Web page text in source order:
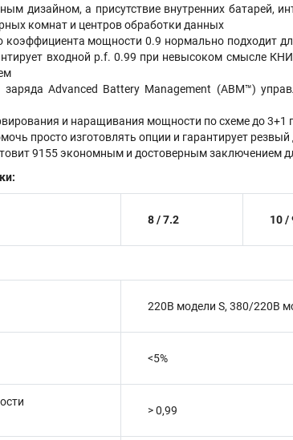
дизайном, а присутствие внутренних батарей,
комнат и центров обработки данных
мощности 0.9 нормально подходит
входной p.f. 0.99 при невысоком смысле КНИ
заряда Advanced Battery Management (ABM™)
и наращивания мощности по схеме до 3+1
просто изготовлять опции и гарантирует резвый
9155 экономным и достоверным заключением
8 / 7.2 10 /
220В модели S, 380/220В
<5%
> 0,99